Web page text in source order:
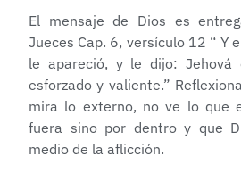
El mensaje de Dios es
Jueces Cap. 6, versículo 12 “ Y
le apareció, y le dijo: Jehová
esforzado y valiente.”
mira lo externo, no ve lo que
fuera sino por dentro y que
medio de la aflicción.